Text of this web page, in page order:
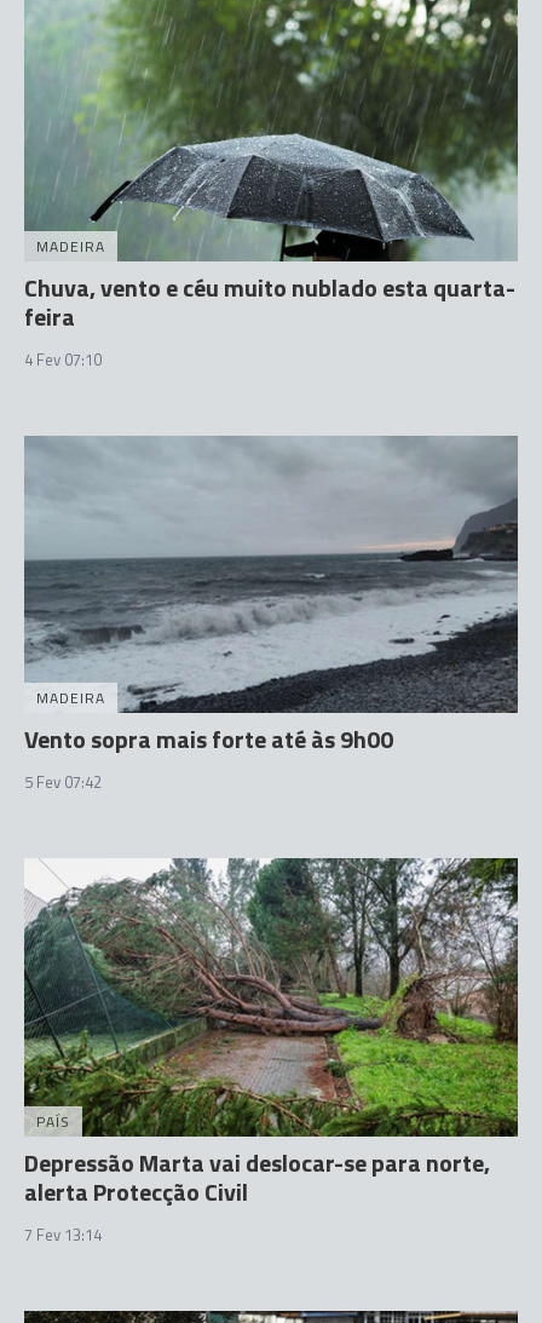
MADEIRA
Chuva, vento e céu muito nublado esta quarta-
feira
4 Fev 07:10
MADEIRA
Vento sopra mais forte até às 9h00
5 Fev 07:42
PAÍS
Depressão Marta vai deslocar-se para norte,
alerta Protecção Civil
7 Fev 13:14